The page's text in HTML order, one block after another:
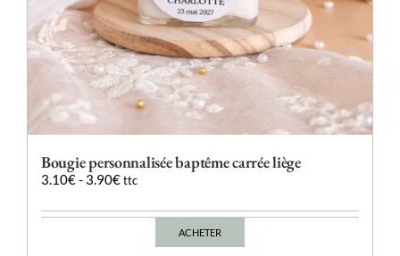
Bougie personnalisée baptême carrée liège
3.10€- 3.90€ ttc
ACHETER
Ce